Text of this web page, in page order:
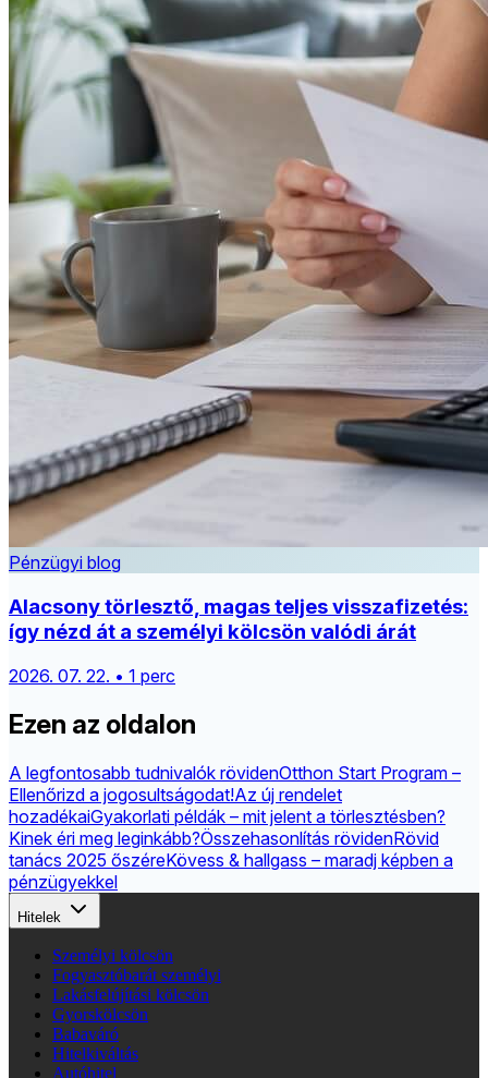
Pénzügyi blog
Alacsony törlesztő, magas teljes visszafizetés:
így nézd át a személyi kölcsön valódi árát
2026. 07. 22. • 1 perc
Ezen az oldalon
A legfontosabb tudnivalók rövidenOtthon Start Program –
Ellenőrizd a jogosultságodat!Az új rendelet
hozadékaiGyakorlati példák – mit jelent a törlesztésben?
Kinek éri meg leginkább?Összehasonlítás rövidenRövid
tanács 2025 őszéreKövess & hallgass – maradj képben a
pénzügyekkel
Hitelek
Személyi kölcsön
Fogyasztóbarát személyi
Lakásfelújítási kölcsön
Gyorskölcsön
Babaváró
Hitelkiváltás
Autóhitel